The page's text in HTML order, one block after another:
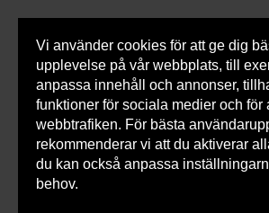
Vi använder cookies för att ge dig
upplevelse på vår webbplats, till
anpassa innehåll och annonser,
funktioner för sociala medier och för
webbtrafiken. För bästa
rekommenderar vi att du aktiverar
du kan också anpassa
behov.
0 varor
Du
här:
Armatec > Produkter > Kyla >
OXY
> Slang OXY AT 5745- >
Slang
12 AT 5745-W41291104